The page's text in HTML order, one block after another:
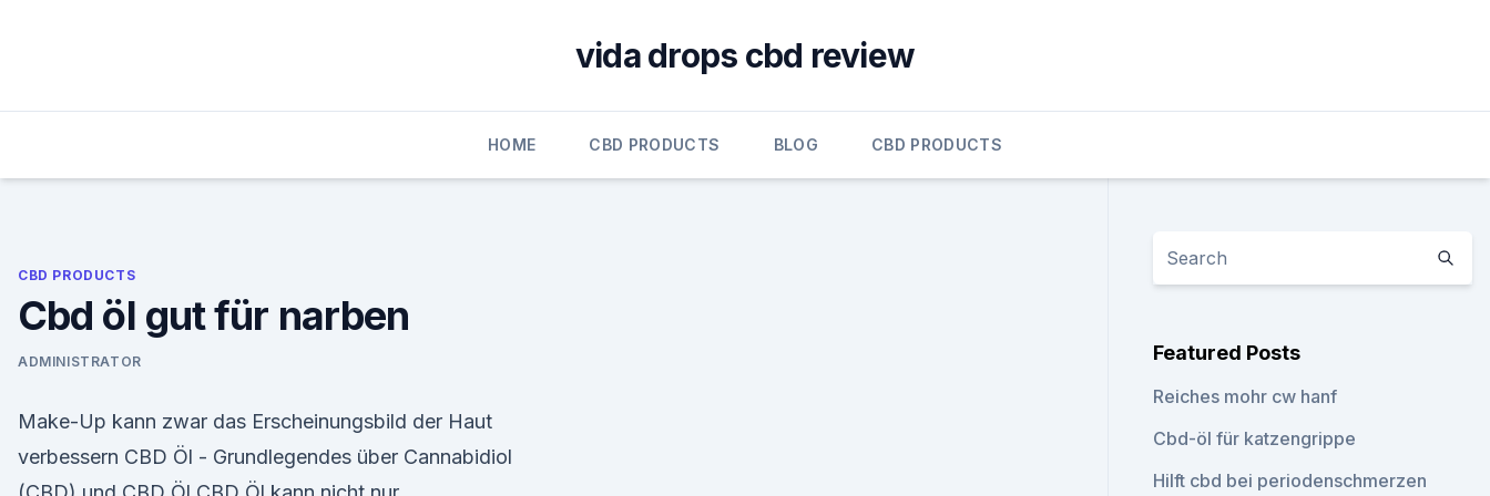
vida drops cbd review
HOME CBD PRODUCTS BLOG CBD PRODUCTS
CBD PRODUCTS
Cbd öl gut für narben
ADMINISTRATOR
Make-Up kann zwar das Erscheinungsbild der Haut
verbessern CBD Öl - Grundlegendes über Cannabidiol
Featured Posts
Reiches mohr cw hanf
Cbd-öl für katzengrippe
Hilft cbd bei periodenschmerzen